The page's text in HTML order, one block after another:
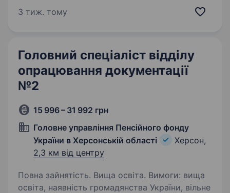
ступеня магістра (спеціаліста)
3 тиж. тому
Головний спеціаліст відділу
опрацювання документації
№2
15 996 – 31 992 грн
Головне управління Пенсійного фонду
України в Херсонській області
Херсон,
2,3 км від центру
Повна зайнятість. Вища освіта. Вимоги: вища
освіта, наявність громадянства України, вільне